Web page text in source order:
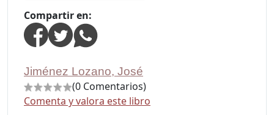
Compartir en:
Jiménez Lozano, José
(0 Comentarios)
Comenta y valora este libro